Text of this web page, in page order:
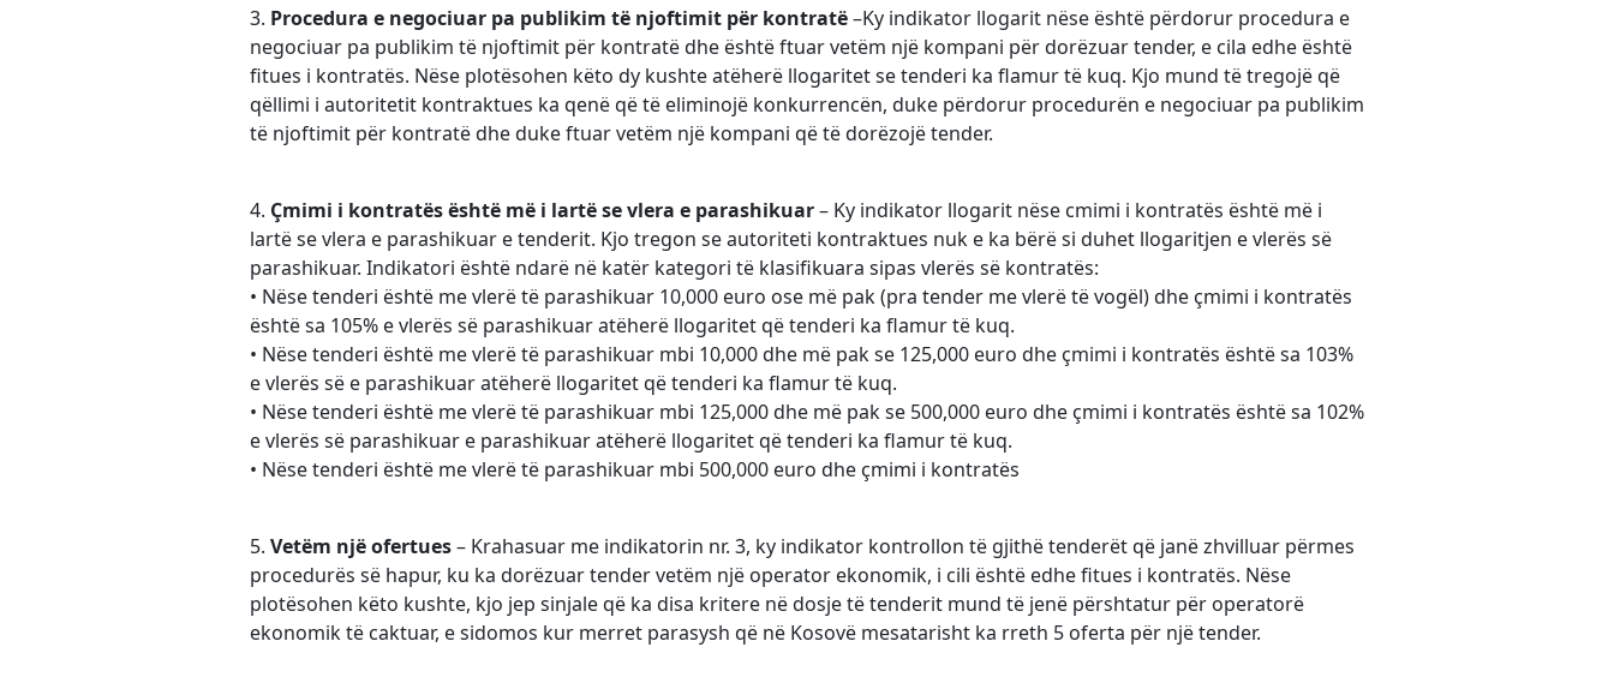
3. Procedura e negociuar pa publikim të njoftimit për kontratë–Ky indikator llogarit nëse është përdorur procedura e
negociuar pa publikim të njoftimit për kontratë dhe është ftuar vetëm një kompani për dorëzuar tender, e cila edhe është
fitues i kontratës. Nëse plotësohen këto dy kushte atëherë llogaritet se tenderi ka flamur të kuq. Kjo mund të tregojë që
qëllimi i autoritetit kontraktues ka qenë që të eliminojë konkurrencën, duke përdorur procedurën e negociuar pa publikim
të njoftimit për kontratë dhe duke ftuar vetëm një kompani që të dorëzojë tender.
4. Çmimi i kontratës është më i lartë se vlera e parashikuar– Ky indikator llogarit nëse cmimi i kontratës është më i
lartë se vlera e parashikuar e tenderit. Kjo tregon se autoriteti kontraktues nuk e ka bërë si duhet llogaritjen e vlerës së
parashikuar. Indikatori është ndarë në katër kategori të klasifikuara sipas vlerës së kontratës:
• Nëse tenderi është me vlerë të parashikuar 10,000 euro ose më pak (pra tender me vlerë të vogël) dhe çmimi i kontratës
është sa 105% e vlerës së parashikuar atëherë llogaritet që tenderi ka flamur të kuq.
• Nëse tenderi është me vlerë të parashikuar mbi 10,000 dhe më pak se 125,000 euro dhe çmimi i kontratës është sa 103%
e vlerës së e parashikuar atëherë llogaritet që tenderi ka flamur të kuq.
• Nëse tenderi është me vlerë të parashikuar mbi 125,000 dhe më pak se 500,000 euro dhe çmimi i kontratës është sa 102%
e vlerës së parashikuar e parashikuar atëherë llogaritet që tenderi ka flamur të kuq.
• Nëse tenderi është me vlerë të parashikuar mbi 500,000 euro dhe çmimi i kontratës
5. Vetëm një ofertues– Krahasuar me indikatorin nr. 3, ky indikator kontrollon të gjithë tenderët që janë zhvilluar përmes
procedurës së hapur, ku ka dorëzuar tender vetëm një operator ekonomik, i cili është edhe fitues i kontratës. Nëse
plotësohen këto kushte, kjo jep sinjale që ka disa kritere në dosje të tenderit mund të jenë përshtatur për operatorë
ekonomik të caktuar, e sidomos kur merret parasysh që në Kosovë mesatarisht ka rreth 5 oferta për një tender.